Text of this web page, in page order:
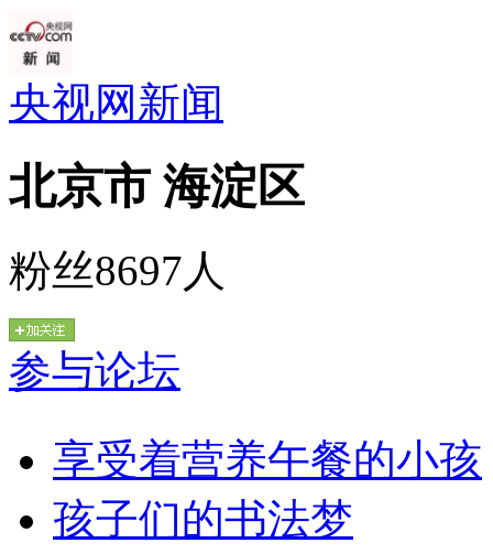
央视网新闻
北京市 海淀区
粉丝8697人
参与论坛
享受着营养午餐的小孩
孩子们的书法梦